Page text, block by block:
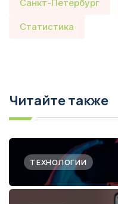
Санкт-Петербург
Статистика
Читайте также
ТЕХНОЛОГИИ